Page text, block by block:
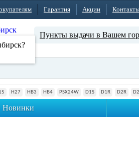
Гарантия Акции
Пункты выдачи в Вашем
H27 HB3 HB4 PSX24W D1S D1R D2R
Новинки